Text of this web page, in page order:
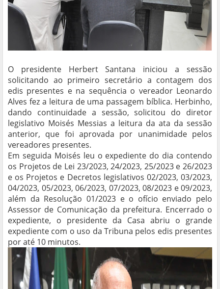
O presidente Herbert Santana iniciou a sessão
solicitando ao primeiro secretário a contagem dos
edis presentes e na sequência o vereador Leonardo
Alves fez a leitura de uma passagem bíblica. Herbinho,
dando continuidade a sessão, solicitou do diretor
legislativo Moisés Messias a leitura da ata da sessão
anterior, que foi aprovada por unanimidade pelos
vereadores presentes.
Em seguida Moisés leu o expediente do dia contendo
os Projetos de Lei 23/2023, 24/2023, 25/2023 e 26/2023
e os Projetos e Decretos legislativos 02/2023, 03/2023,
04/2023, 05/2023, 06/2023, 07/2023, 08/2023 e 09/2023,
além da Resolução 01/2023 e o ofício enviado pelo
Assessor de Comunicação da prefeitura. Encerrado o
expediente, o presidente da Casa abriu o grande
expediente com o uso da Tribuna pelos edis presentes
por até 10 minutos.